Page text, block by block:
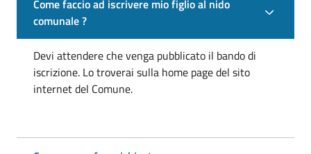
Come faccio ad iscrivere mio figlio al nido
comunale ?
Devi attendere che venga pubblicato il bando di
iscrizione. Lo troverai sulla home page del sito
internet del Comune.